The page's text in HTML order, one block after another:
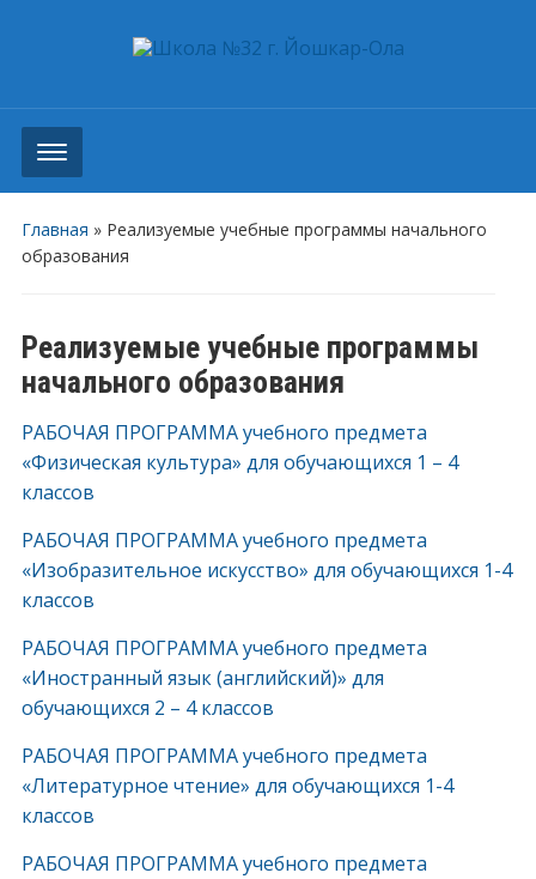
Главная » Реализуемые учебные программы начального
образования
Реализуемые учебные программы
начального образования
РАБОЧАЯ ПРОГРАММА учебного предмета
«Физическая культура» для обучающихся 1 – 4
классов
РАБОЧАЯ ПРОГРАММА учебного предмета
«Изобразительное искусство» для обучающихся 1-4
классов
РАБОЧАЯ ПРОГРАММА учебного предмета
«Иностранный язык (английский)» для
обучающихся 2 – 4 классов
РАБОЧАЯ ПРОГРАММА учебного предмета
«Литературное чтение» для обучающихся 1-4
классов
РАБОЧАЯ ПРОГРАММА учебного предмета